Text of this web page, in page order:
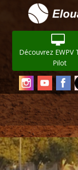
Découvrez EWPV
Pilot